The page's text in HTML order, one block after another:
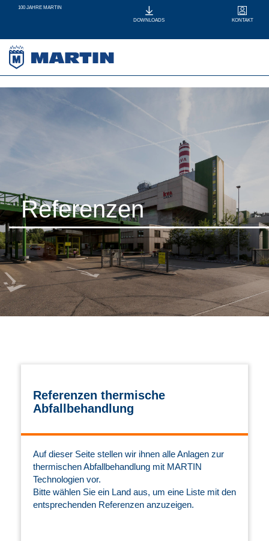
100 JAHRE MARTIN
DOWNLOADS KONTAKT
Referenzen
Referenzen thermische
Abfallbehandlung
Auf dieser Seite stellen wir ihnen alle Anlagen zur
thermischen Abfallbehandlung mit MARTIN
Technologien vor.
Bitte wählen Sie ein Land aus, um eine Liste mit den
entsprechenden Referenzen anzuzeigen.